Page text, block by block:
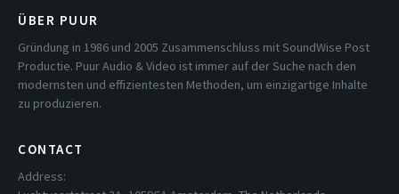
ÜBER PUUR
Gründung in 1986 und 2005 Zusammenschluss mit SoundWise Post
Productie. Puur Audio & Video ist immer auf der Suche nach den
modernsten und effizientesten Methoden, um einzigartige Inhalte
zu produzieren.
CONTACT
Address: